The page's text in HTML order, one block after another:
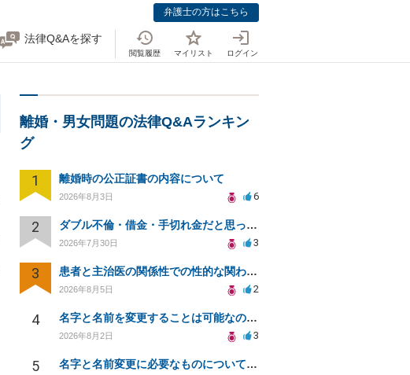
弁護士の方はこちら
法律Q&Aを探す
閲覧履歴 マイリスト ログイン
離婚・男女問題の法律Q&Aランキン
グ
1 離婚時の公正証書の内容について
2026年8月3日 6
2 ダブル不倫・借金・手切れ金だと思っていたお金を1年後いまさら脅迫罪として通知書が来てまとめて請求
2026年7月30日 3
3 患者と主治医の関係性での性的な関わりからのトラブル
2026年8月5日 2
4 名字と名前を変更することは可能なのか？
2026年8月2日 3
5 名字と名前変更に必要なものについて知りたい